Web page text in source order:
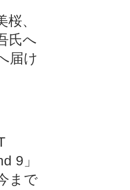
、
氏へ
届け
9」
まで